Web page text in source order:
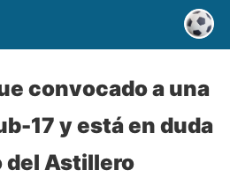
convocado a una
17 y está en duda
del Astillero